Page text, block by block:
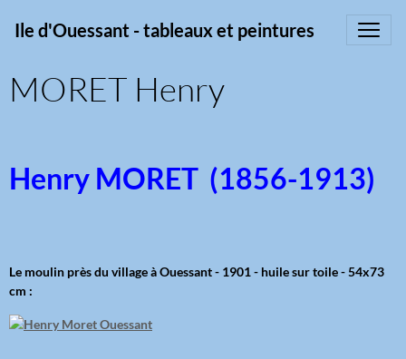
Ile d'Ouessant - tableaux et peintures
MORET Henry
Henry MORET (1856-1913)
Le moulin près du village à Ouessant - 1901 - huile sur toile - 54x73
cm :